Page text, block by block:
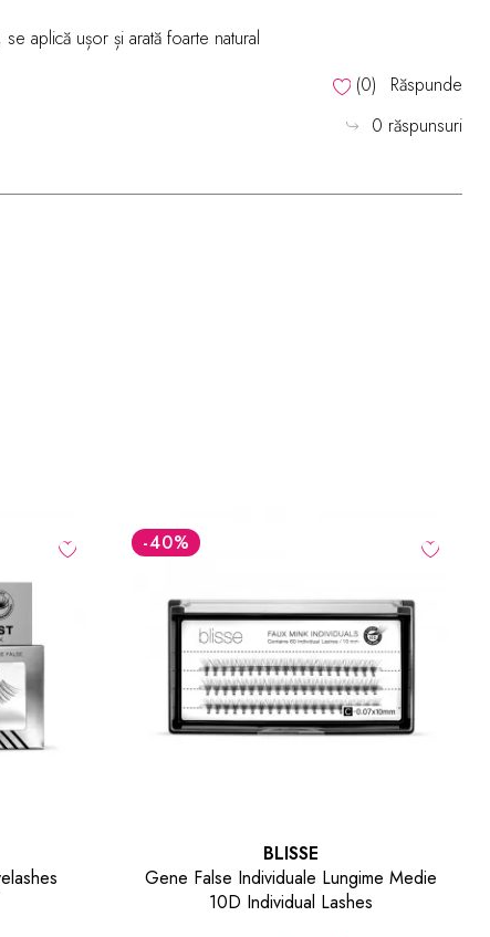
aplică ușor și arată foarte natural
(0)
Răspunde
0 răspunsuri
Medie
-40%
BLISSE
Buretel Beauty Sponge Flawless Finish